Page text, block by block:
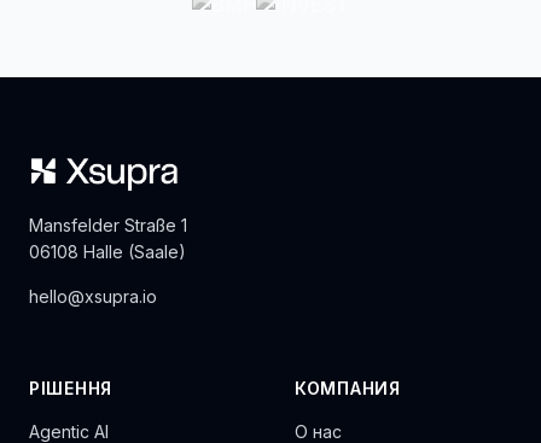
Mansfelder Straße 1
06108 Halle (Saale)
hello@xsupra.io
РІШЕННЯ
Agentic AI
КОМПАНИЯ
О нас